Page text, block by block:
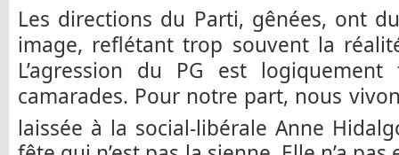
Les directions du Parti, gênées, ont
image, reflétant trop souvent la
L’agression du PG est
camarades. Pour notre part, nous
laissée à la social-libérale Anne